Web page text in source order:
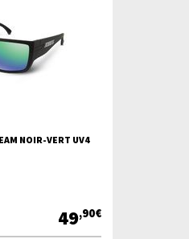
NOIR-VERT UV4
49,90€